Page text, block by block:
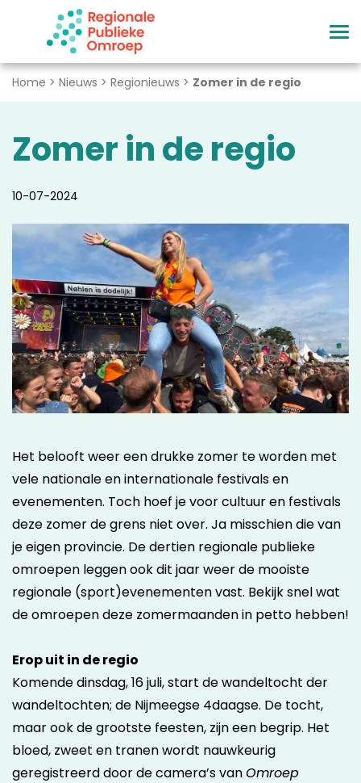
Naar hoofdinhoud
Home > Nieuws > Regionieuws > Zomer in de regio
Zomer in de regio
10-07-2024
Het belooft weer een drukke zomer te worden met
vele nationale en internationale festivals en
evenementen. Toch hoef je voor cultuur en festivals
deze zomer de grens niet over. Ja misschien die van
je eigen provincie. De dertien regionale publieke
omroepen leggen ook dit jaar weer de mooiste
regionale (sport)evenementen vast. Bekijk snel wat
de omroepen deze zomermaanden in petto hebben!
Erop uit in de regio
Komende dinsdag, 16 juli, start de wandeltocht der
wandeltochten; de Nijmeegse 4daagse. De tocht,
maar ook de grootste feesten, zijn een begrip. Het
bloed, zweet en tranen wordt nauwkeurig
geregistreerd door de camera’s vanOmroep